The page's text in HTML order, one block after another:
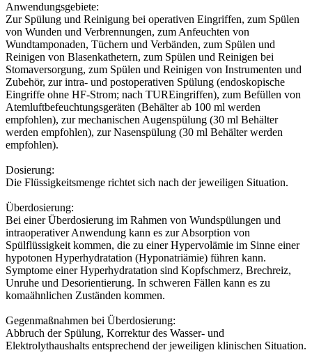
Anwendungsgebiete:
Zur Spülung und Reinigung bei operativen Eingriffen, zum Spülen
von Wunden und Verbrennungen, zum Anfeuchten von
Wundtamponaden, Tüchern und Verbänden, zum Spülen und
Reinigen von Blasenkathetern, zum Spülen und Reinigen bei
Stomaversorgung, zum Spülen und Reinigen von Instrumenten und
Zubehör, zur intra- und postoperativen Spülung (endoskopische
Eingriffe ohne HF-Strom; nach TUREingriffen), zum Befüllen von
Atemluftbefeuchtungsgeräten (Behälter ab 100 ml werden
empfohlen), zur mechanischen Augenspülung (30 ml Behälter
werden empfohlen), zur Nasenspülung (30 ml Behälter werden
empfohlen).
Dosierung:
Die Flüssigkeitsmenge richtet sich nach der jeweiligen Situation.
Überdosierung:
Bei einer Überdosierung im Rahmen von Wundspülungen und
intraoperativer Anwendung kann es zur Absorption von
Spülflüssigkeit kommen, die zu einer Hypervolämie im Sinne einer
hypotonen Hyperhydratation (Hyponatriämie) führen kann.
Symptome einer Hyperhydratation sind Kopfschmerz, Brechreiz,
Unruhe und Desorientierung. In schweren Fällen kann es zu
komaähnlichen Zuständen kommen.
Gegenmaßnahmen bei Überdosierung:
Abbruch der Spülung, Korrektur des Wasser- und
Elektrolythaushalts entsprechend der jeweiligen klinischen Situation.